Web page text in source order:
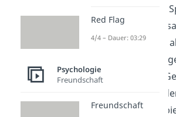
Gesten und dein
bewusst
wirst du so noch
beherrscht
Wenn dich dein
sympathisch
vertrauen soll,
Red Flag
4/4 – Dauer: 03:29
Psychologie
Freundschaft
Freundschaft